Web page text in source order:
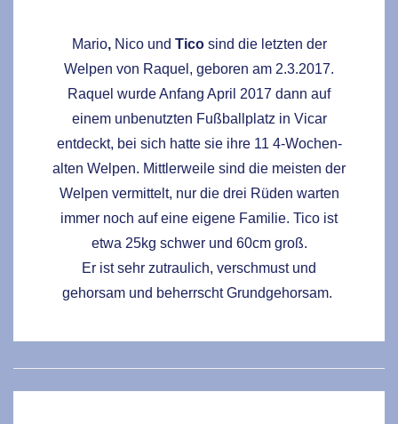
Mario,Nico und Ticosind die letzten der
Welpen von Raquel, geboren am 2.3.2017.
Raquel wurde Anfang April 2017 dann auf
einem unbenutzten Fußballplatz in Vicar
entdeckt, bei sich hatte sie ihre 11 4-Wochen-
alten Welpen. Mittlerweile sind die meisten der
Welpen vermittelt, nur die drei Rüden warten
immer noch auf eine eigene Familie. Tico ist
etwa 25kg schwer und 60cm groß.
Er ist sehr zutraulich, verschmust und
gehorsam und beherrscht Grundgehorsam.